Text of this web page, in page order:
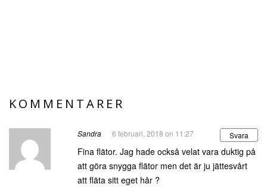
KOMMENTARER
Sandra 6 februari, 2018 on 11:27 Svara
Fina flätor. Jag hade också velat vara duktig på
att göra snygga flätor men det är ju jättesvårt
att fläta sitt eget hår ?